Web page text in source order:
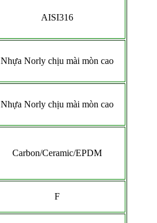
AISI316
Nhựa Norly chịu mài mòn cao
Nhựa Norly chịu mài mòn cao
Carbon/Ceramic/EPDM
F